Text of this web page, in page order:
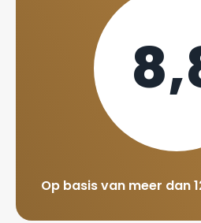
Op basis van meer dan